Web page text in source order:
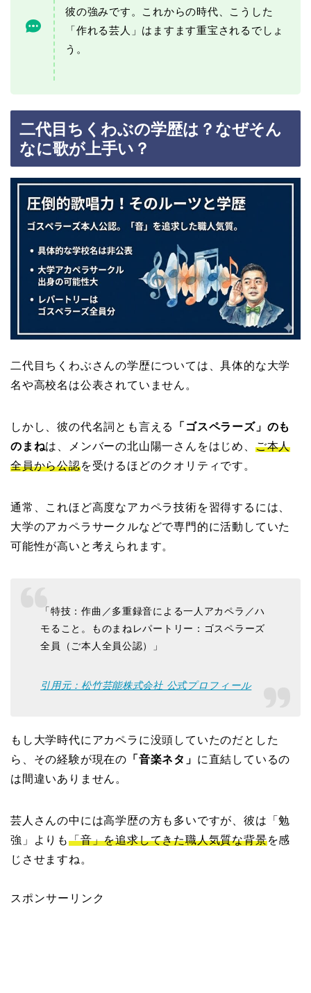
彼の強みです。これからの時代、こうした
「作れる芸人」はますます重宝されるでしょ
う。
二代目ちくわぶの学歴は？なぜそん
なに歌が上手い？
二代目ちくわぶさんの学歴については、具体的な大学
名や高校名は公表されていません。
しかし、彼の代名詞とも言える
「ゴスペラーズ」のも
のまねは、メンバーの北山陽一さんをはじめ、 ご本人
全員から公認を受けるほどのクオリティです。
通常、これほど高度なアカペラ技術を習得するには、
大学のアカペラサークルなどで専門的に活動していた
可能性が高いと考えられます。
「特技：作曲／多重録音による一人アカペラ／ハ
モること。ものまねレパートリー：ゴスペラーズ
全員（ご本人全員公認）」
引用元：松竹芸能株式会社 公式プロフィール
もし大学時代にアカペラに没頭していたのだとした
ら、その経験が現在の 「音楽ネタ」 に直結しているの
は間違いありません。
芸人さんの中には高学歴の方も多いですが、彼は「勉
強」よりも「音」を追求してきた職人気質な背景を感
じさせますね。
スポンサーリンク